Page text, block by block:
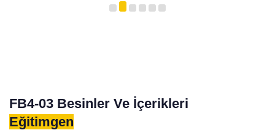
FB4-03 Besinler Ve İçerikleri
Eğitimgen